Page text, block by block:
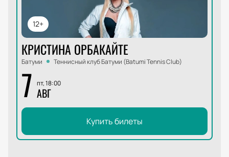
12+
КРИСТИНА ОРБАКАЙТЕ
Батуми Теннисный клуб Батуми (Batumi Tennis Club)
7 пт, 18:00
АВГ
Купить билеты